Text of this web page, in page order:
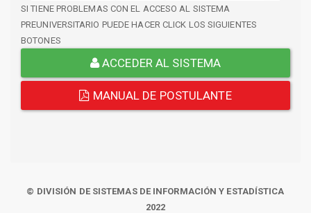
SI TIENE PROBLEMAS CON EL ACCESO AL SISTEMA
PREUNIVERSITARIO PUEDE HACER CLICK LOS SIGUIENTES
BOTONES
ACCEDER AL SISTEMA
MANUAL DE POSTULANTE
© DIVISIÓN DE SISTEMAS DE INFORMACIÓN Y ESTADÍSTICA
2022